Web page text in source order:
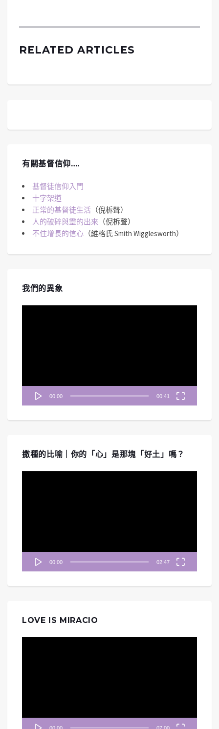
RELATED ARTICLES
有關基督信仰….
基督徒信仰入門
十字架道
正常的基督徒生活 （倪柝聲）
人的破碎與靈的出來 （倪柝聲）
不住增長的信心 （維格氏 Smith Wigglesworth）
我們的異象
00:00 00:41
撒種的比喻｜你的「心」是那塊「好土」嗎？
00:00 02:47
LOVE IS MIRACIO